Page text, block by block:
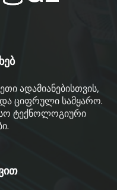
ადამიანებისთვის,
ციფრული სამყარო.
ტექნოლოგიური